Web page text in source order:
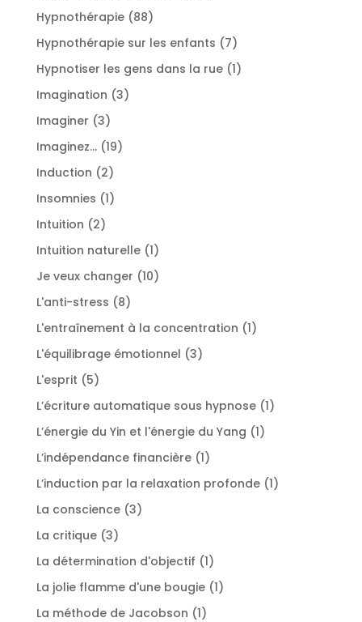
Hypnothérapie 8888
produits
Hypnothérapie sur les enfants 77
produits
Hypnotiser les gens dans la rue 11
Imagination 33
Imaginer 33
produits
Imaginez... 1919
Induction 22
produits
Insomnies 11
Intuition 22
produits
Intuition naturelle 11
produit
Je veux changer 1010
L'anti-stress 88
produits
L'entraînement à la concentration 11
L'équilibrage émotionnel 33
L'esprit 55
produits
L’écriture automatique sous hypnose 11
L’énergie du Yin et l'énergie du Yang 11
L’indépendance financière 11
produit
L’induction par la relaxation profonde 11
La conscience 33
La critique 33
produits
La détermination d'objectif 11
produit
La jolie flamme d'une bougie 11
La méthode de Jacobson 11